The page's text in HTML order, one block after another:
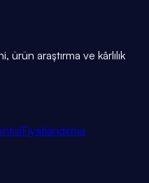
ürün araştırma ve kârlılık
Fiyatlandırma